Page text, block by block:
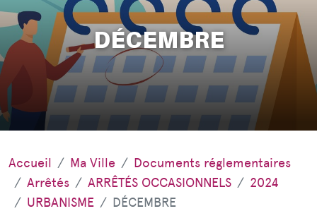
DÉCEMBRE
Accueil Ma Ville
Documents réglementaires
Arrêtés
ARRÊTÉS OCCASIONNELS
2024
URBANISME
DÉCEMBRE